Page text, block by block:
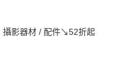
攝影器材 / 配件↘52折起